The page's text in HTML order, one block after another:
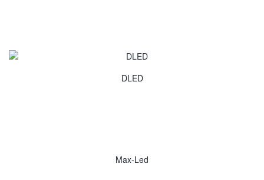
DLED
Max-Led